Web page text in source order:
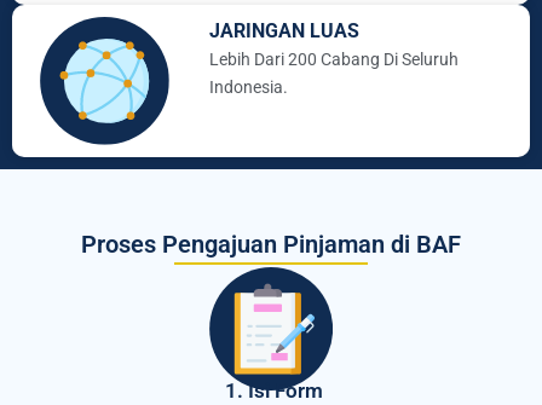
JARINGAN LUAS
Lebih Dari 200 Cabang Di Seluruh
Indonesia.
Proses Pengajuan Pinjaman di BAF
1. Isi Form